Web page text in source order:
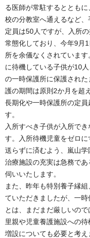
る医師が常駐するととも
校の分教室へ通えるなど、
定員は50人ですが、入所
常態化しており、今年9月
所を余儀なくされていま
に待機している子供が10
の一時保護所に保護され
護の期間は原則2か月を超
長期化や一時保護所の定
す。
入所すべき子供が入所で
す。入所待機児童をゼロ
送らずに済むよう、嵐山
治療施設の充実は急務で
伺いいたします。
また、昨年も特別養子縁
ていただきましたが、一
とは、まだまだ厳しいの
里親や児童養護施設への
増設についても必要と考